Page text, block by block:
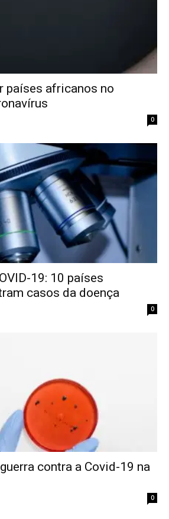
países africanos no
0
19: 10 países
casos da doença
0
contra a Covid-19 na
0